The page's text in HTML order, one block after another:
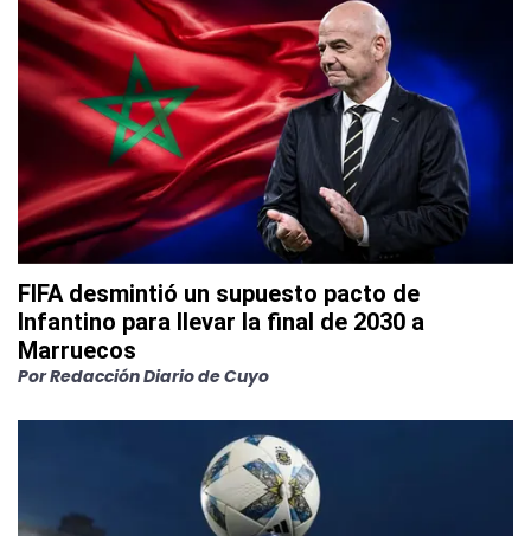
FIFA desmintió un supuesto pacto de
Infantino para llevar la final de 2030 a
Marruecos
PorRedacción Diario de Cuyo